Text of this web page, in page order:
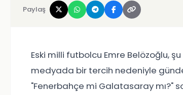
Paylaş
Eski milli futbolcu Emre Belözoğlu,
medyada bir tercih nedeniyle
"Fenerbahçe mi Galatasaray mı?"